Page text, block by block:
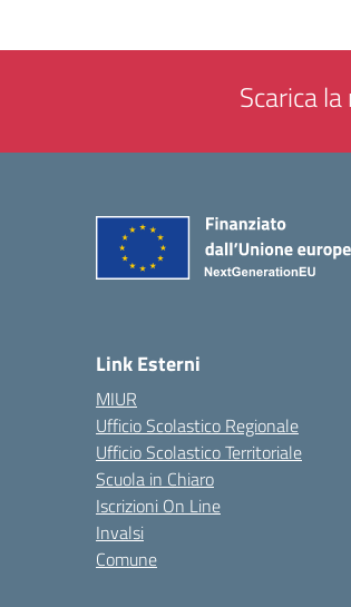
Scarica
Link Esterni
MIUR
Ufficio Scolastico Regionale
Ufficio Scolastico Territoriale
Scuola in Chiaro
Iscrizioni On Line
Invalsi
Comune